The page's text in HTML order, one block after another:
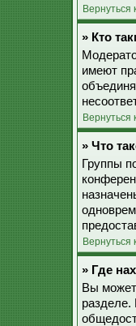
Вернуться
» Кто
имеют
Вернуться
» Что
Группы
Вернуться
» Где
Вы
разделе.